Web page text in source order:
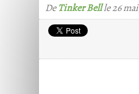
DeTinker Bellle 26